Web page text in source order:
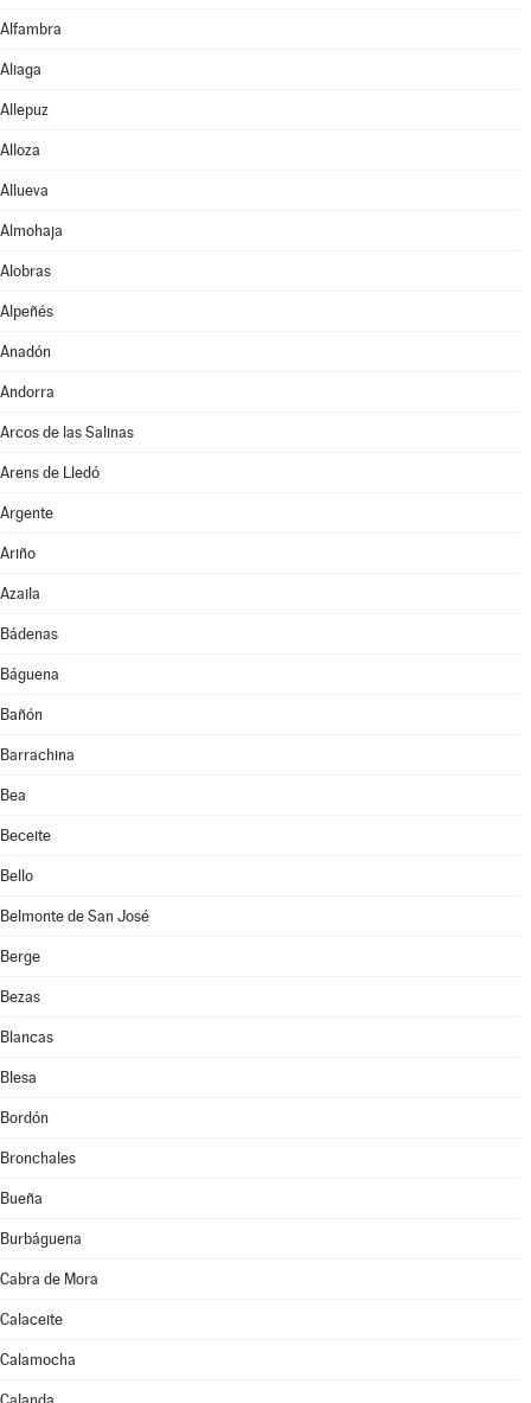
Alfambra
Aliaga
Allepuz
Alloza
Allueva
Almohaja
Alobras
Alpeñés
Anadón
Andorra
Arcos de las Salinas
Arens de Lledó
Argente
Ariño
Azaila
Bádenas
Báguena
Bañón
Barrachina
Bea
Beceite
Bello
Belmonte de San José
Berge
Bezas
Blancas
Blesa
Bordón
Bronchales
Bueña
Burbáguena
Cabra de Mora
Calaceite
Calamocha